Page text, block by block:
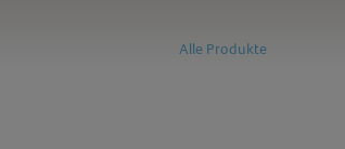
Alle Produkte